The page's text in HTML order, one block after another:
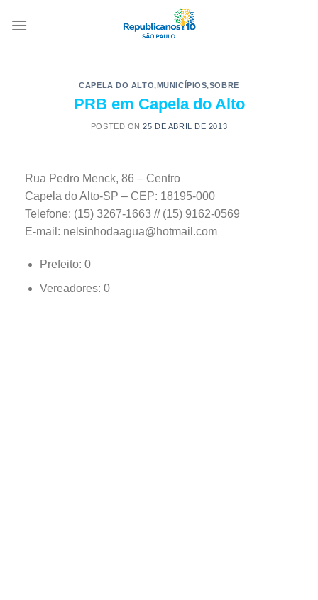
CAPELA DO ALTO,MUNICÍPIOS,SOBRE
PRB em Capela do Alto
POSTED ON25 DE ABRIL DE 2013
Rua Pedro Menck, 86 – Centro
Capela do Alto-SP – CEP: 18195-000
Telefone: (15) 3267-1663 // (15) 9162-0569
E-mail: nelsinhodaagua@hotmail.com
Prefeito: 0
Vereadores: 0